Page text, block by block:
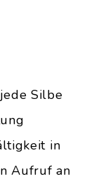
Silbe
in
Aufruf an